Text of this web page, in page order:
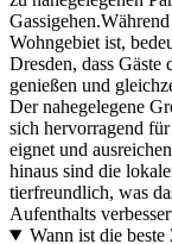
Wohngebiet ist,
Dresden, dass
genießen und
Der nahegelegene
sich hervorragend
eignet und
hinaus sind die
tierfreundlich, was
Aufenthalts
Wann ist die